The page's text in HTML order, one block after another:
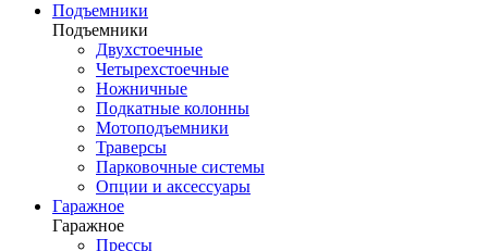
Подъемники
Подъемники
Двухстоечные
Четырехстоечные
Ножничные
Подкатные колонны
Мотоподъемники
Траверсы
Парковочные системы
Опции и аксессуары
Гаражное
Гаражное
Прессы